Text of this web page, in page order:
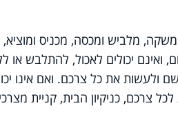
ומשקה, מלביש ומכסה, מכניס
ואינם יכולים לאכול, להתלבש
ולעשות את כל צרכם. ואם אינו
לכל צרכם, כניקיון הבית, קניית